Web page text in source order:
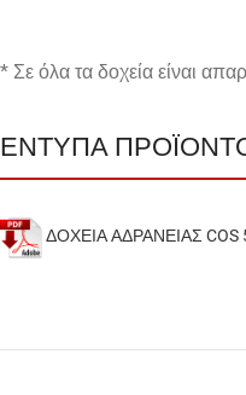
* Σε όλα τα δοχεία είναι
ΕΝΤΥΠΑ
ΔΟΧΕΙΑ ΑΔΡΑΝΕΙΑΣ